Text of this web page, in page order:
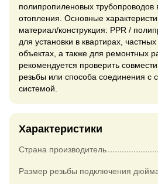
полипропиленовых трубопроводов
отопления. Основные
материал/конструкция: PPR /
для установки в квартирах,
объектах, а также для ремонтных
рекомендуется проверить
резьбы или способа соединения с
системой.
Характеристики
Страна производитель
Размер резьбы подключения